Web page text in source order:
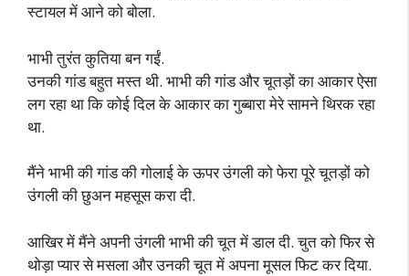
स्टायल में आने को बोला.
भाभी तुरंत कुतिया बन गईं.
उनकी गांड बहुत मस्त थी. भाभी की गांड और चूतड़ों का आकार ऐसा
लग रहा था कि कोई दिल के आकार का गुब्बारा मेरे सामने थिरक रहा
था.
मैंने भाभी की गांड की गोलाई के ऊपर उंगली को फेरा पूरे चूतड़ों को
उंगली की छुअन महसूस करा दी.
आखिर में मैंने अपनी उंगली भाभी की चूत में डाल दी. चुत को फिर से
थोड़ा प्यार से मसला और उनकी चूत में अपना मूसल फिट कर दिया.